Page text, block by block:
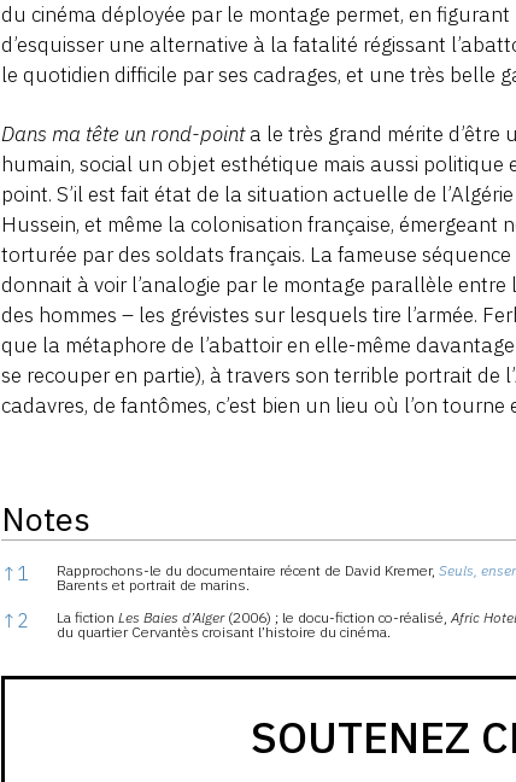
du cinéma déployée par le montage permet, en
d’esquisser une alternative à la fatalité régissant
le quotidien difficile par ses cadrages, et une très belle
Dans ma tête un rond-pointa le très grand mérite d’être
humain, social un objet esthétique mais aussi politique
point. S’il est fait état de la situation actuelle de
Hussein, et même la colonisation française, émergeant
torturée par des soldats français. La fameuse
donnait à voir l’analogie par le montage parallèle
des hommes – les grévistes sur lesquels tire l’armée.
que la métaphore de l’abattoir en elle-même
se recouper en partie), à travers son terrible portrait de
cadavres, de fantômes, c’est bien un lieu où l’on tourne
Notes
Notes
↑ 1 Rapprochons-le du documentaire récent de David Kremer,Seuls,
Barents et portrait de marins.
↑ 2 La fictionLes Baies d’Alger(2006) ; le docu-fiction co-réalisé,Afric
du quartier Cervantès croisant l’histoire du cinéma.
SOUTENEZ